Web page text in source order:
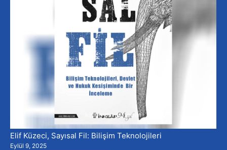
Elif Küzeci, Sayısal Fil: Bilişim Teknolojileri
Eylül 9, 2025